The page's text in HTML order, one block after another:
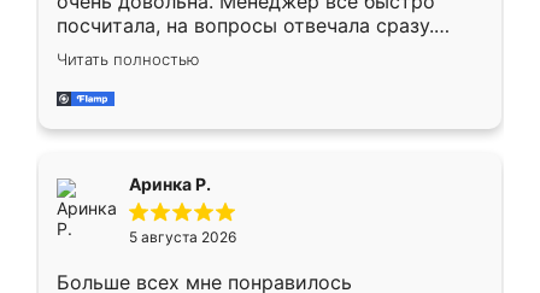
посчитала, на вопросы отвечала сразу.
Замерщик приехал в субботу, подошёл к
делу со всей ответственностью. Собрали
за день, ребята работали аккуратно, даже
Читать полностью
Аринка Р.
5 августа 2026
Больше всех мне понравилось